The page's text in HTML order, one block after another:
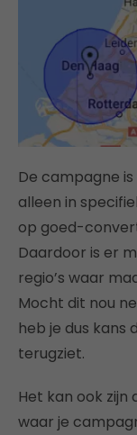
De campagne
alleen in
op goed-
Daardoor is er
regio’s waar
Mocht dit nou
heb je dus kans
terugziet.
Het kan ook zijn
waar je